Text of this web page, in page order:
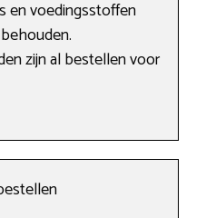
en voedingsstoffen
zijn al bestellen voor